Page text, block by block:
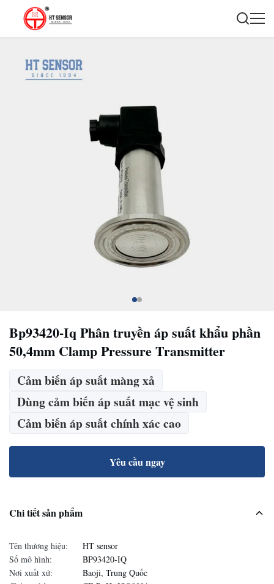
Bp93420-Iq Phân truyền áp suất khẩu phần
50,4mm Clamp Pressure Transmitter
Cảm biến áp suất màng xả
Dùng cảm biến áp suất mạc vệ sinh
Cảm biến áp suất chính xác cao
Yêu cầu ngay
Chi tiết sản phẩm
Tên thương hiệu:
HT sensor
Số mô hình:
BP93420-IQ
Nơi xuất xứ:
Baoji, Trung Quốc